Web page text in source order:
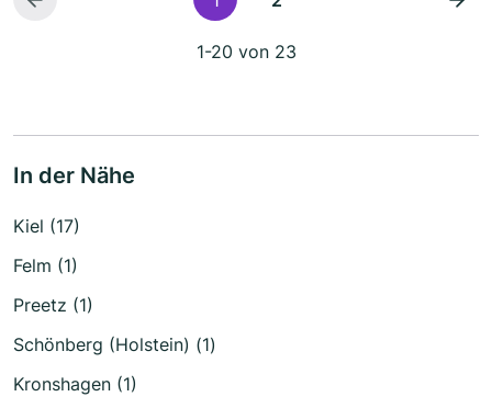
1-20 von 23
In der Nähe
Kiel (17)
Felm (1)
Preetz (1)
Schönberg (Holstein) (1)
Kronshagen (1)